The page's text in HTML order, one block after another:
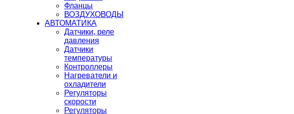
Фланцы
ВОЗДУХОВОДЫ
АВТОМАТИКА
Датчики, реле
давления
Датчики
температуры
Контроллеры
Нагреватели и
охладители
Регуляторы
скорости
Регуляторы